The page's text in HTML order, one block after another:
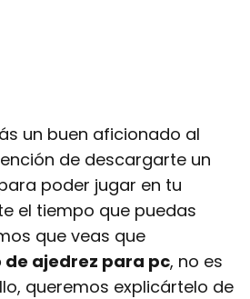
un buen aficionado al
de descargarte un
poder jugar en tu
el tiempo que puedas
que veas que
ajedrez para pc, no es
queremos explicártelo de